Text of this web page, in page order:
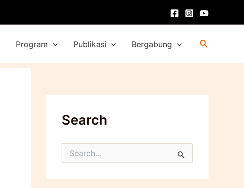
Program Publikasi Bergabung Cari
Search
a